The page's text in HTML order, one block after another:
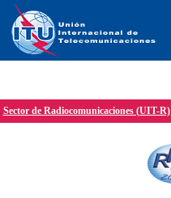
Sector de Radiocomunicaciones (UIT-R)